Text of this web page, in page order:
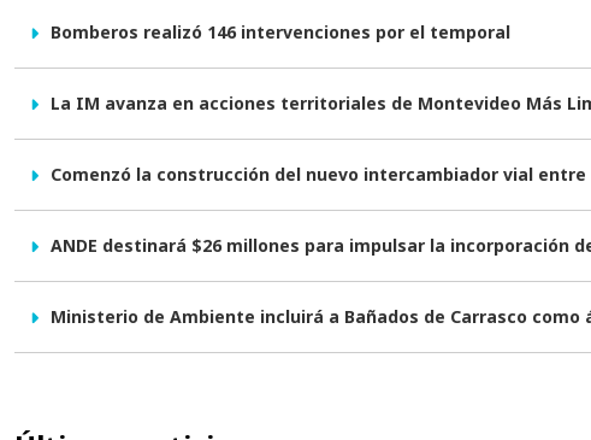
Bomberos realizó 146 intervenciones por el temporal
La IM avanza en acciones territoriales de Montevideo Más
Comenzó la construcción del nuevo intercambiador vial entre
ANDE destinará $26 millones para impulsar la incorporación
Ministerio de Ambiente incluirá a Bañados de Carrasco como